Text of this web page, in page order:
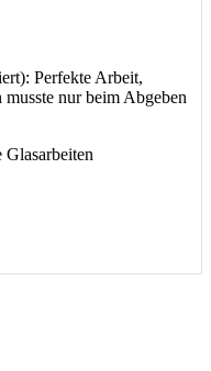
Perfekte Arbeit,
nur beim Abgeben
Glasarbeiten